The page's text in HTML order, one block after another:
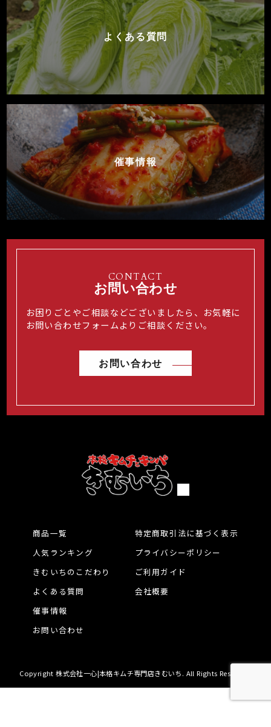
よくある質問
催事情報
CONTACT
お問い合わせ
お困りごとやご相談などございましたら、お気軽に
お問い合わせフォームよりご相談ください。
お問い合わせ
商品一覧
人気ランキング
きむいちのこだわり
よくある質問
催事情報
お問い合わせ
特定商取引法に基づく表示
プライバシーポリシー
ご利用ガイド
会社概要
Copyright 株式会社一心|本格キムチ専門店きむいち. All Rights Reserved.